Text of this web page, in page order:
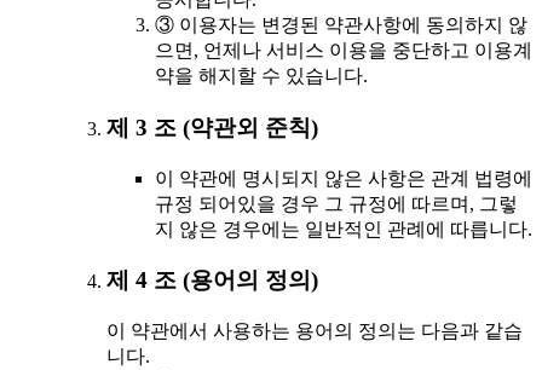
③ 이용자는 변경된 약관사항에 동의하지 않
으면, 언제나 서비스 이용을 중단하고 이용계
약을 해지할 수 있습니다.
제 3 조 (약관외 준칙)
이 약관에 명시되지 않은 사항은 관계 법령에
규정 되어있을 경우 그 규정에 따르며, 그렇
지 않은 경우에는 일반적인 관례에 따릅니다.
제 4 조 (용어의 정의)
이 약관에서 사용하는 용어의 정의는 다음과 같습
니다.